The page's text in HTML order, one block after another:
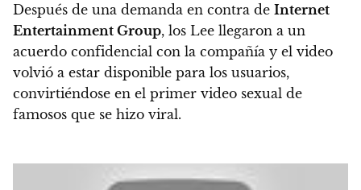
Después de una demanda en contra de Internet
Entertainment Group, los Lee llegaron a un
acuerdo confidencial con la compañía y el video
volvió a estar disponible para los usuarios,
convirtiéndose en el primer video sexual de
famosos que se hizo viral.